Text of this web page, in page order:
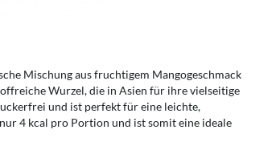
Mischung aus fruchtigem Mangogeschmack
Wurzel, die in Asien für ihre vielseitige
und ist perfekt für eine leichte,
4 kcal pro Portion und ist somit eine ideale